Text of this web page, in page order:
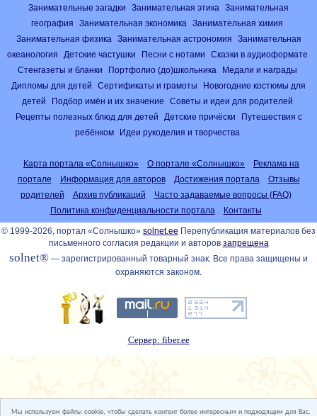
Мы используем файлы cookie, чтобы сделать контент более интересным и подходящим для Вас.
Занимательные загадки
Занимательная этика
Занимательная
география
Занимательная экономика
Занимательная химия
Занимательная физика
Занимательная астрономия
Занимательная
океанология
Детские частушки Песни с нотами
Сказки в аудиоформате
Стенгазеты и бланки
Портфолио (до)школьника
Медали и награды
Дипломы для детей
Сертификаты и грамоты
Новогодние костюмы для
детей
Подбор имён и их значение
Советы и идеи для родителей
Рецепты полезных блюд для детей
Детские причёски
Путешествия с
ребёнком
Идеи рукоделия и творчества
Карта портала «Солнышко» О портале «Солнышко»
Реклама на
портале
Информация для авторов Достижения портала
Отзывы
родителей
Архив публикаций
Часто задаваемые вопросы (FAQ)
Политика конфиденциальности портала
Контакты
© 1999-2026, портал «Солнышко» solnet.ee Перепубликация материалов без
письменного согласия редакции и авторов запрещена
solnet® — зарегистрированный товарный знак. Все права защищены и
охраняются законом.
Сервер: fiber.ee